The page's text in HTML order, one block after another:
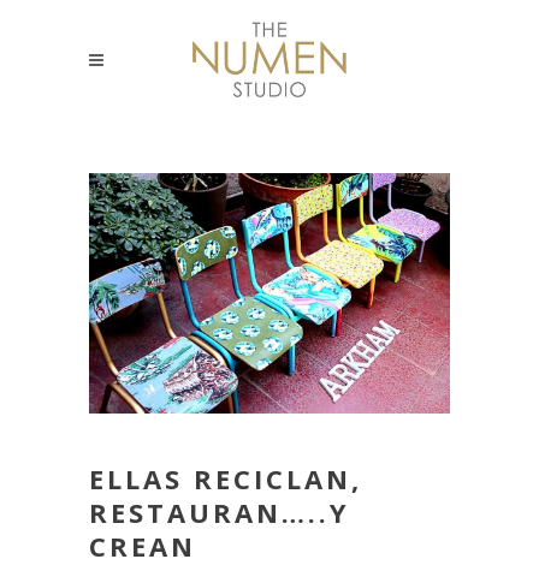
ELLAS RECICLAN,
RESTAURAN…..Y
CREAN